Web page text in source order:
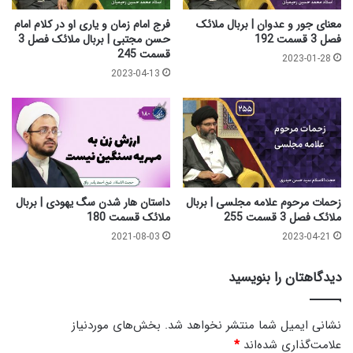
3
ق
س
م
2
5
7
د
گ
ی
ر
ب
ا
ل
م
ل
ا
ئ
ک
ل
3
ق
س
معنای جور و عدوان | بربال ملائک
فصل 3 قسمت 192
2023-01-28
فرج امام زمان و یاری او در کلام امام
حسن مجتبی | بربال ملائک فصل 3
قسمت 245
2023-04-13
زحمات مرحوم علامه مجلسی | بربال
ملائک فصل 3 قسمت 255
2023-04-21
داستان هار شدن سگ یهودی | بربال
ملائک قسمت 180
2021-08-03
دیدگاهتان را بنویسید
نشانی ایمیل شما منتشر نخواهد شد. بخش‌های موردنیاز
علامت‌گذاری شده‌اند*